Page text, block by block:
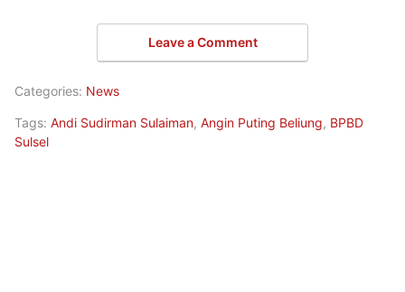
Leave a Comment
Categories: News
Tags: Andi Sudirman Sulaiman, Angin Puting Beliung, BPBD
Sulsel